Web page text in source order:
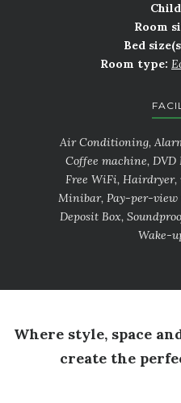
Room
Bed
Room type:
Air Conditioning,
Coffee machine,
Free WiFi, Hairdryer,
Minibar, Pay-per-view
Deposit Box,
Wake-
Where style, space
create the